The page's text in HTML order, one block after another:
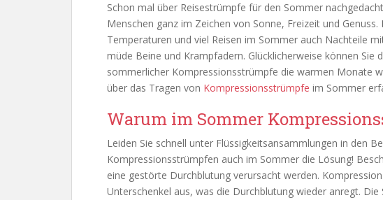
Schon mal über Reisestrümpfe für den Sommer
Menschen ganz im Zeichen von Sonne, Freizeit und
Temperaturen und viel Reisen im Sommer auch Nachteile
müde Beine und Krampfadern. Glücklicherweise können Sie
sommerlicher Kompressionsstrümpfe die warmen Monate
über das Tragen von Kompressionsstrümpfe im Sommer
Warum im Sommer
Leiden Sie schnell unter Flüssigkeitsansammlungen in den
Kompressionsstrümpfen auch im Sommer die Lösung!
eine gestörte Durchblutung verursacht werden.
Unterschenkel aus, was die Durchblutung wieder anregt.